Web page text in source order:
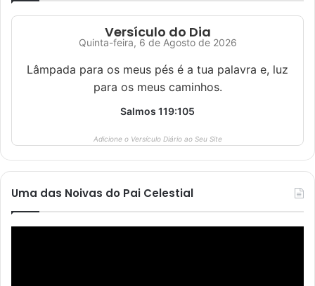
Versículo do Dia
Quinta-feira, 6 de Agosto de 2026
Lâmpada para os meus pés é a tua palavra e, luz
para os meus caminhos.
Salmos 119:105
Adicione o Versículo Diário ao Seu Site
Uma das Noivas do Pai Celestial